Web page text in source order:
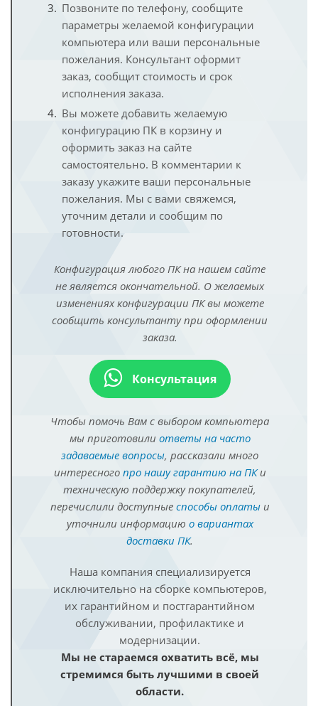
Позвоните по телефону, сообщите
параметры желаемой конфигурации
компьютера или ваши персональные
пожелания. Консультант оформит
заказ, сообщит стоимость и срок
исполнения заказа.
Вы можете добавить желаемую
конфигурацию ПК в корзину и
оформить заказ на сайте
самостоятельно. В комментарии к
заказу укажите ваши персональные
пожелания. Мы с вами свяжемся,
уточним детали и сообщим по
готовности.
Конфигурация любого ПК на нашем сайте
не является окончательной. О желаемых
изменениях конфигурации ПК вы можете
сообщить консультанту при оформлении
заказа.
Консультация
Чтобы помочь Вам с выбором компьютера
мы приготовили ответы на часто
задаваемые вопросы, рассказали много
интересного про нашу гарантию на ПКи
техническую поддержку покупателей,
перечислили доступные способы оплатыи
уточнили информацию о вариантах
доставки ПК.
Наша компания специализируется
исключительно на сборке компьютеров,
их гарантийном и постгарантийном
обслуживании, профилактике и
модернизации.
Мы не стараемся охватить всё, мы
стремимся быть лучшими в своей
области.